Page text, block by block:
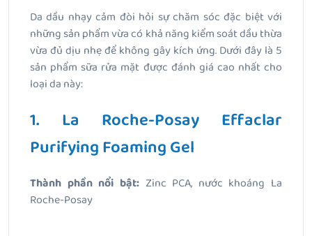
Da dầu nhạy cảm đòi hỏi sự chăm sóc đặc biệt với
những sản phẩm vừa có khả năng kiểm soát dầu thừa
vừa đủ dịu nhẹ để không gây kích ứng. Dưới đây là 5
sản phẩm sữa rửa mặt được đánh giá cao nhất cho
loại da này:
1. La Roche-Posay Effaclar
Purifying Foaming Gel
Thành phần nổi bật:Zinc PCA, nước khoáng La
Roche-Posay